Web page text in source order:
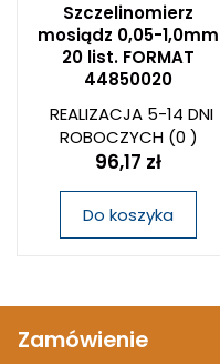
Szczelinomierz
mosiądz 0,05-1,0mm
20 list. FORMAT
44850020
REALIZACJA 5-14 DNI
ROBOCZYCH(0 )
96,17 zł
Do koszyka
Zamówienie